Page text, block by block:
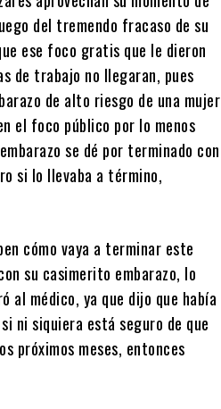
del tremendo fracaso de su
ese foco gratis que le dieron
de trabajo no llegaran, pues
de alto riesgo de una mujer
el foco público por lo menos
se dé por terminado con
si lo llevaba a término,
cómo vaya a terminar este
su casimerito embarazo, lo
al médico, ya que dijo que había
ni siquiera está seguro de que
próximos meses, entonces